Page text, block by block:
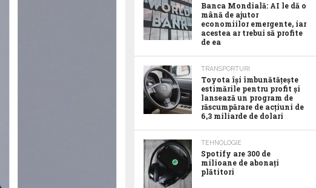
Banca Mondială: AI le dă o
mână de ajutor
economiilor emergente, iar
acestea ar trebui să profite
de ea
TRANSPORTURI
Toyota îşi îmbunătăţeşte
estimările pentru profit şi
lansează un program de
răscumpărare de acţiuni de
6,3 miliarde de dolari
TEHNOLOGIE
Spotify are 300 de
milioane de abonaţi
plătitori